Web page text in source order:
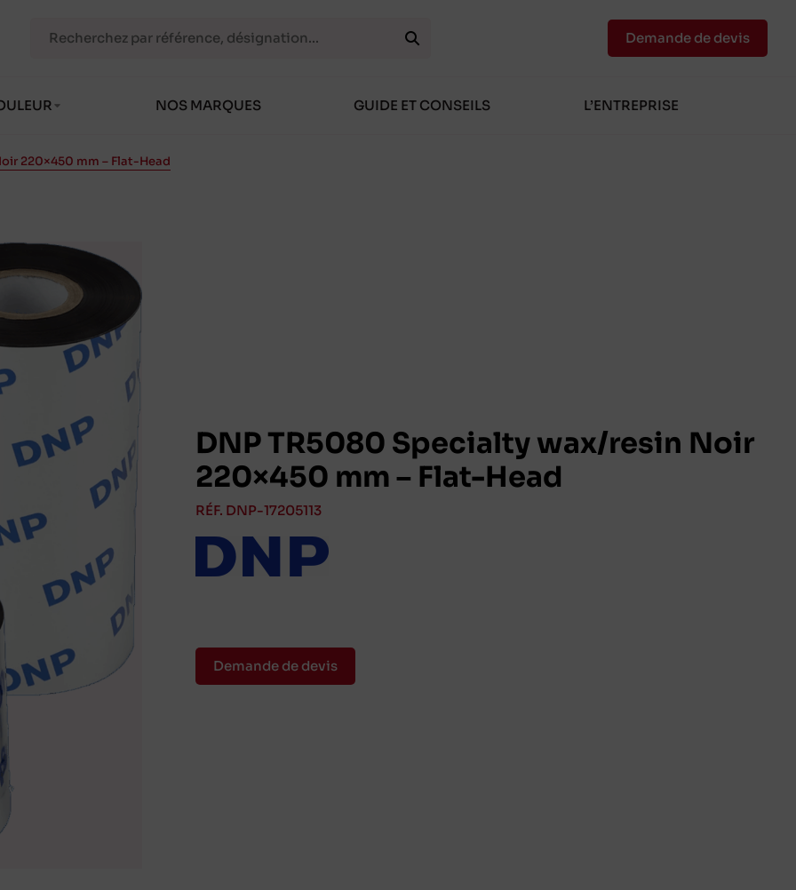
NOS MARQUES GUIDE ET CONSEILS L’ENTREPRISE
Demande de devis
220×450 mm – Flat-Head
DNP TR5080 Specialty wax/resin Noir
220×450 mm – Flat-Head
RÉF. DNP-17205113
Demande de devis